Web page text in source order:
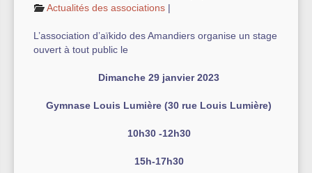
Actualités
Autre équipement sportif
Actualités des associations |
L’association d’aïkido des Amandiers organise un stage
ouvert à tout public le
Dimanche 29 janvier 2023
Gymnase Louis Lumière (30 rue Louis Lumière)
10h30 -12h30
15h-17h30